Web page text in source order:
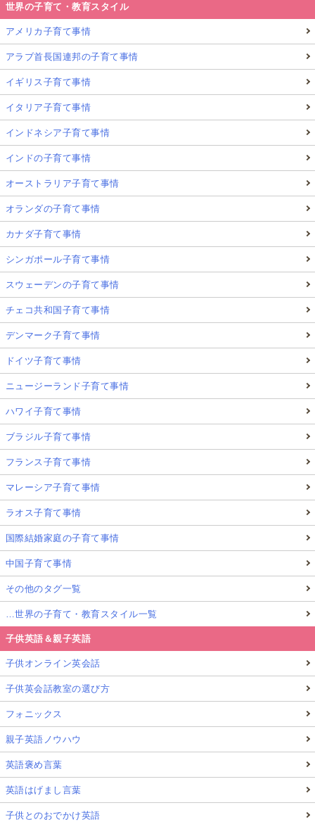
世界の子育て・教育スタイル
アメリカ子育て事情
アラブ首長国連邦の子育て事情
イギリス子育て事情
イタリア子育て事情
インドネシア子育て事情
インドの子育て事情
オーストラリア子育て事情
オランダの子育て事情
カナダ子育て事情
シンガポール子育て事情
スウェーデンの子育て事情
チェコ共和国子育て事情
デンマーク子育て事情
ドイツ子育て事情
ニュージーランド子育て事情
ハワイ子育て事情
ブラジル子育て事情
フランス子育て事情
マレーシア子育て事情
ラオス子育て事情
国際結婚家庭の子育て事情
中国子育て事情
その他のタグ一覧
…世界の子育て・教育スタイル一覧
子供英語＆親子英語
子供オンライン英会話
子供英会話教室の選び方
フォニックス
親子英語ノウハウ
英語褒め言葉
英語はげまし言葉
子供とのおでかけ英語